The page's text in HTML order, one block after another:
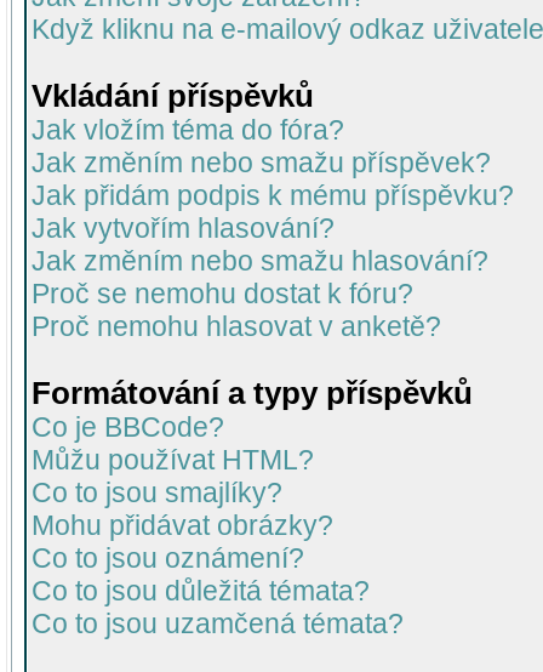
Když kliknu na e-mailový odkaz
Vkládání příspěvků
Jak vložím téma do fóra?
Jak změním nebo smažu příspěvek?
Jak přidám podpis k mému příspěvku?
Jak vytvořím hlasování?
Jak změním nebo smažu hlasování?
Proč se nemohu dostat k fóru?
Proč nemohu hlasovat v anketě?
Formátování a typy příspěvků
Co je BBCode?
Můžu používat HTML?
Co to jsou smajlíky?
Mohu přidávat obrázky?
Co to jsou oznámení?
Co to jsou důležitá témata?
Co to jsou uzamčená témata?